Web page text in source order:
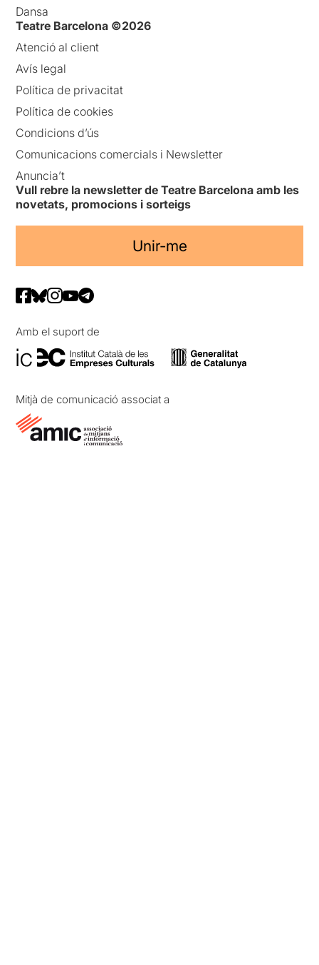
Dansa
Teatre Barcelona ©2026
Atenció al client
Avís legal
Política de privacitat
Política de cookies
Condicions d’ús
Comunicacions comercials i Newsletter
Anuncia’t
Vull rebre la newsletter de Teatre Barcelona amb les
novetats, promocions i sorteigs
Unir-me
Amb el suport de
Mitjà de comunicació associat a